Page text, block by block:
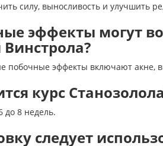
силу, выносливость и улучшить
эффекты могут
побочные эффекты включают акне,
курс
до 8 недель.
следует